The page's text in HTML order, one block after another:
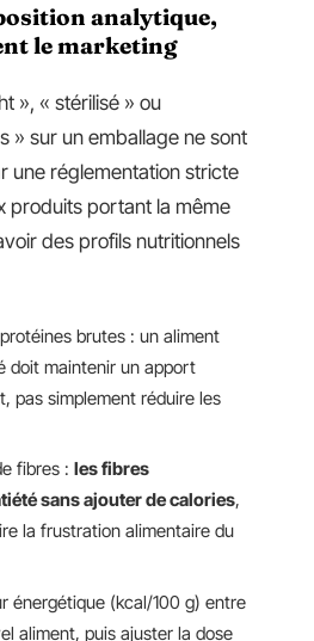
analytique,
le marketing
», « stérilisé » ou
» sur un emballage ne sont
une réglementation stricte
produits portant la même
des profils nutritionnels
brutes : un aliment
doit maintenir un apport
pas simplement réduire les
fibres : les fibres
sans ajouter de calories,
la frustration alimentaire du
énergétique (kcal/100 g) entre
aliment, puis ajuster la dose